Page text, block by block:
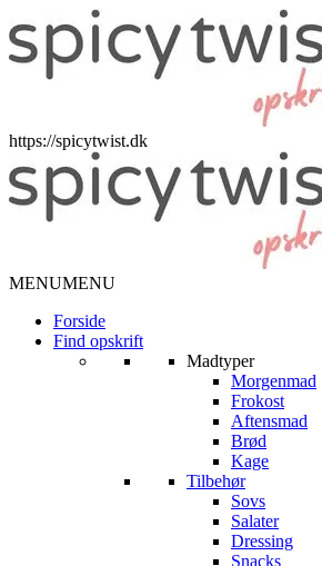
https://spicytwist.dk
MENUMENU
Forside
Find opskrift
Madtyper
Morgenmad
Frokost
Aftensmad
Brød
Kage
Tilbehør
Sovs
Salater
Dressing
Snacks